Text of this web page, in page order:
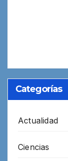
Categorías
Actualidad
Ciencias